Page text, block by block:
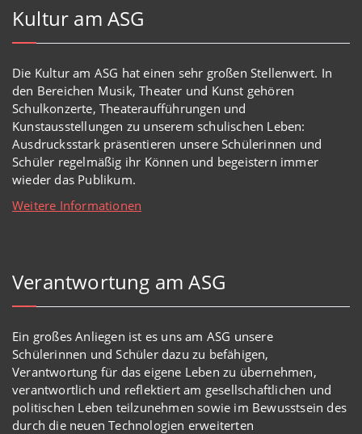
Kultur am ASG
Die Kultur am ASG hat einen sehr großen Stellenwert. In
den Bereichen Musik, Theater und Kunst gehören
Schulkonzerte, Theateraufführungen und
Kunstausstellungen zu unserem schulischen Leben:
Ausdrucksstark präsentieren unsere Schülerinnen und
Schüler regelmäßig ihr Können und begeistern immer
wieder das Publikum.
Weitere Informationen
Verantwortung am ASG
Ein großes Anliegen ist es uns am ASG unsere
Schülerinnen und Schüler dazu zu befähigen,
Verantwortung für das eigene Leben zu übernehmen,
verantwortlich und reflektiert am gesellschaftlichen und
politischen Leben teilzunehmen sowie im Bewusstsein des
durch die neuen Technologien erweiterten